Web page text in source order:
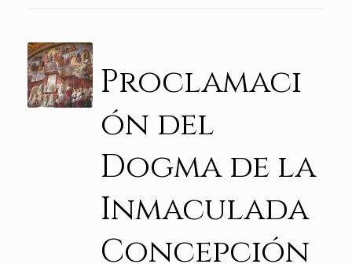
Proclamaci
ón del
Dogma de la
Inmaculada
Concepción